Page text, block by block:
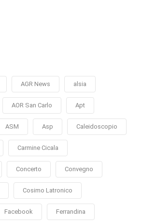
AGR News alsia
AOR San Carlo Apt
ASM Asp Caleidoscopio
Carmine Cicala
Concerto Convegno
Cosimo Latronico
Facebook Ferrandina